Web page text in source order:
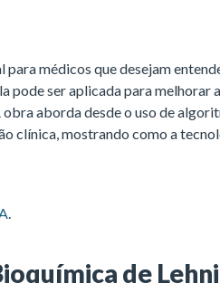
para médicos que desejam
pode ser aplicada para melhorar
aborda desde o uso de
clínica, mostrando como a
.
de